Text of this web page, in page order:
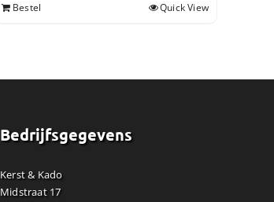
Bestel Quick View
Bedrijfsgegevens
Kerst & Kado
Midstraat 17